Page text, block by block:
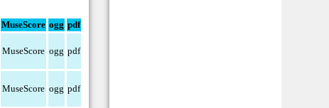
MuseScore ogg pdf
MuseScore ogg pdf
MuseScore ogg pdf